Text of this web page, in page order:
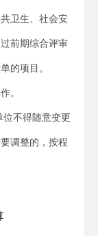
卫生、社会安
前期综合评审
的项目。
。
不得随意变更
调整的，按程